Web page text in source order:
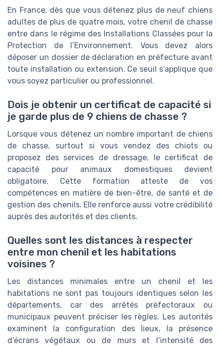
En France, dès que vous détenez plus de neuf chiens
adultes de plus de quatre mois, votre chenil de chasse
entre dans le régime des Installations Classées pour la
Protection de l’Environnement. Vous devez alors
déposer un dossier de déclaration en préfecture avant
toute installation ou extension. Ce seuil s’applique que
vous soyez particulier ou professionnel.
Dois je obtenir un certificat de capacité si
je garde plus de 9 chiens de chasse ?
Lorsque vous détenez un nombre important de chiens
de chasse, surtout si vous vendez des chiots ou
proposez des services de dressage, le certificat de
capacité pour animaux domestiques devient
obligatoire. Cette formation atteste de vos
compétences en matière de bien-être, de santé et de
gestion des chenils. Elle renforce aussi votre crédibilité
auprès des autorités et des clients.
Quelles sont les distances à respecter
entre mon chenil et les habitations
voisines ?
Les distances minimales entre un chenil et les
habitations ne sont pas toujours identiques selon les
départements, car des arrêtés préfectoraux ou
municipaux peuvent préciser les règles. Les autorités
examinent la configuration des lieux, la présence
d’écrans végétaux ou de murs et l’intensité des